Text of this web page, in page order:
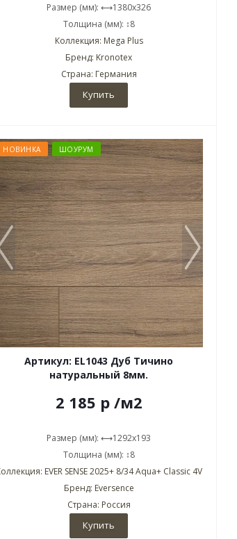
Размер (мм): ⟷1380x326
Толщина (мм): ↕8
Коллекция: Mega Plus
Бренд: Kronotex
Страна: Германия
Купить
НОВИНКА ШОУРУМ
Артикул: EL1043 Дуб Тичино
натуральный 8мм.
2 185 р /м2
Размер (мм): ⟷1292x193
Толщина (мм): ↕8
EVER SENSE 2025+ 8/34 Aqua+ Classic 4V
Бренд: Eversence
Страна: Россия
Купить